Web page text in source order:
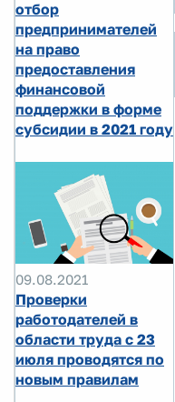
отбор
предпринимателей
на право
предоставления
финансовой
поддержки в форме
субсидии в 2021 году
09.08.2021
Проверки
работодателей в
области труда с 23
июля проводятся по
новым правилам